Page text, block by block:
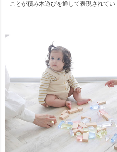
ことが積み木遊びを通して表現されてい